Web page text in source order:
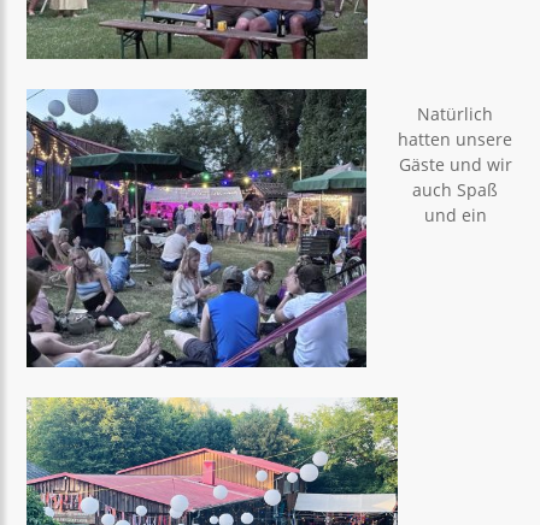
Natürlich
hatten unsere
Gäste und wir
auch Spaß
und ein